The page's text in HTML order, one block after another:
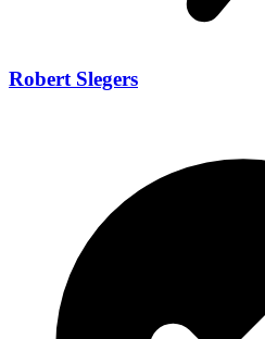
Robert Slegers